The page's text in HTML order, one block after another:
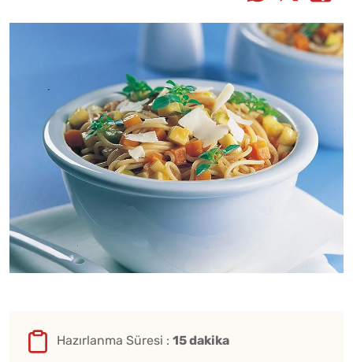
Hazırlanma Süresi : 15 dakika